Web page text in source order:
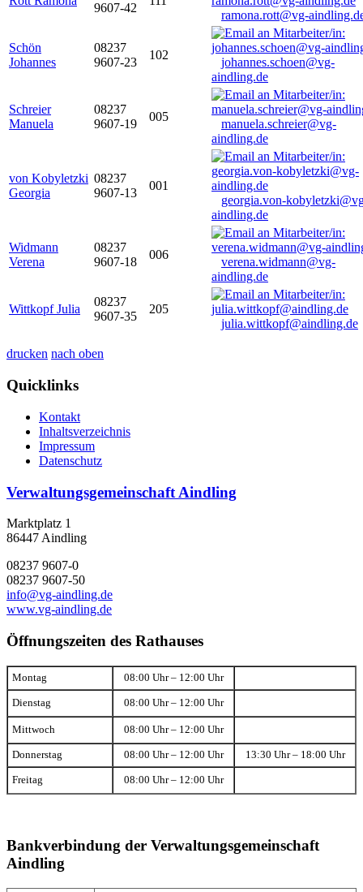
9607-42
ramona.rott@vg-
Schön
Johannes
08237
9607-23
102
johannes.schoen@vg-
aindling.de
Schreier
Manuela
08237
9607-19
005
manuela.schreier@vg-
aindling.de
von Kobyletzki
Georgia
08237
9607-13
001
georgia.von-
aindling.de
Widmann
Verena
08237
9607-18
006
verena.widmann@vg-
aindling.de
Wittkopf Julia
08237
9607-35
205
julia.wittkopf@aindling.de
drucken nach oben
Quicklinks
Kontakt
Inhaltsverzeichnis
Impressum
Datenschutz
Verwaltungsgemeinschaft Aindling
Marktplatz 1
86447 Aindling
08237 9607-0
08237 9607-50
info@vg-aindling.de
www.vg-aindling.de
Öffnungszeiten des Rathauses
Montag 08:00 Uhr – 12:00 Uhr
Dienstag 08:00 Uhr – 12:00 Uhr
Mittwoch 08:00 Uhr – 12:00 Uhr
Donnerstag 08:00 Uhr – 12:00 Uhr 13:30 Uhr – 18:00 Uhr
Freitag 08:00 Uhr – 12:00 Uhr
Bankverbindung der Verwaltungsgemeinschaft
Aindling